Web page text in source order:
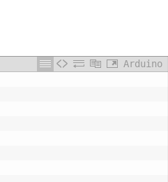
Arduino